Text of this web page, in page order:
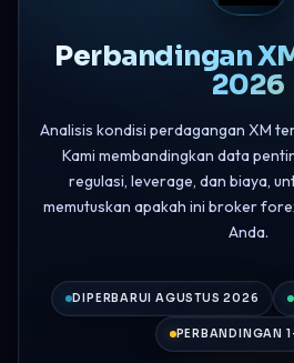
Perbandingan
2026
Analisis kondisi perdagangan XM
Kami membandingkan data
regulasi, leverage, dan biaya,
memutuskan apakah ini broker
Anda.
DIPERBARUI AGUSTUS 2026
PERBANDINGAN